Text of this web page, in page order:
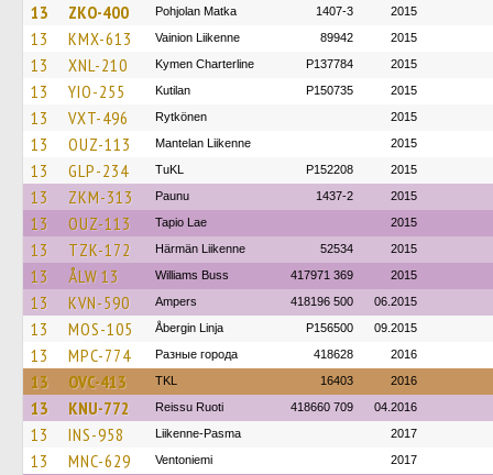
13 ZKO-400 Pohjolan Matka 1407-3 2015
13 KMX-613 Vainion Liikenne 89942 2015
13 XNL-210 Kymen Charterline P137784 2015
13 YIO-255 Kutilan P150735 2015
13 VXT-496 Rytkönen 2015
13 OUZ-113 Mantelan Liikenne 2015
13 GLP-234 TuKL P152208 2015
13 ZKM-313 Paunu 1437-2 2015
13 OUZ-113 Tapio Lae 2015
13 TZK-172 Härmän Liikenne 52534 2015
13 ÅLW 13 Williams Buss 417971 369 2015
13 KVN-590 Ampers 418196 500 06.2015
13 MOS-105 Åbergin Linja P156500 09.2015
13 MPC-774 Разные города 418628 2016
13 OVC-413 TKL 16403 2016
13 KNU-772 Reissu Ruoti 418660 709 04.2016
13 INS-958 Liikenne-Pasma 2017
13 MNC-629 Ventoniemi 2017